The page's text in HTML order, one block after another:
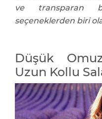
ve transparan
seçeneklerden biri
Düşük
Uzun Kollu